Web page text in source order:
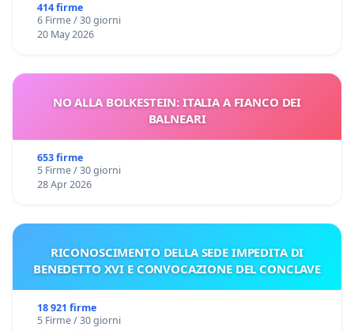
414 firme
6 Firme / 30 giorni
20 May 2026
NO ALLA BOLKESTEIN: ITALIA A FIANCO DEI
BALNEARI
653 firme
5 Firme / 30 giorni
28 Apr 2026
RICONOSCIMENTO DELLA SEDE IMPEDITA DI
BENEDETTO XVI E CONVOCAZIONE DEL CONCLAVE
18 921 firme
5 Firme / 30 giorni